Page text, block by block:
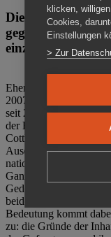
Die Gedenkstätte
gegen das
einzigartig.
Ehemalige politische
2007 den Verein
seit 2011 Eigentümer
der Bautzener Straße
Cottbus ist. Im Zentrum
Auseinandersetzung
nationalsozialistischen
Ganzjährig zeigen
Gedenkstätte
beiden deutschen
Bedeutung kommt
zu: die Gründe der
klicken,
Cookies,
Einstellungen
> Zur